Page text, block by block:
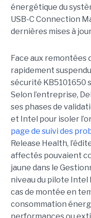
énergétique du
USB-C Connection
dernières mises à jour
Face aux remontées
rapidement
sécurité KB5101650
Selon l’entreprise,
ses phases de
et Intel pour isoler
page de suivi des
Release Health,
affectés pouvaient
jaune dans le
niveau du pilote Intel
cas de montée en
consommation